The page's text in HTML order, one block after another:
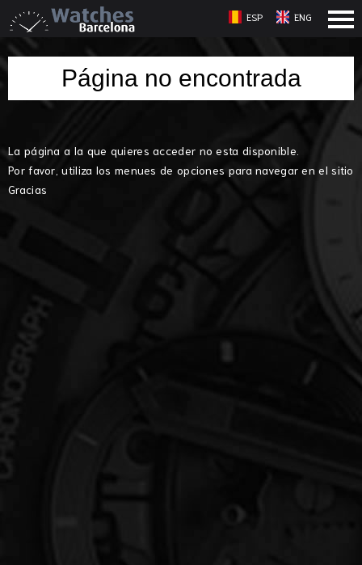
ESP ENG
Página no encontrada
La página a la que quieres acceder no esta disponible.
Por favor, utiliza los menues de opciones para navegar en el sitio
Gracias